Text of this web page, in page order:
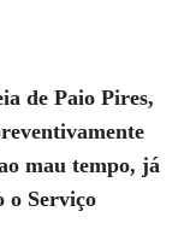
de Paio Pires,
mau tempo, já
o Serviço